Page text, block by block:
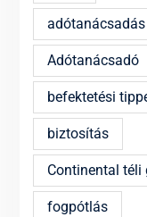
adótanácsadás
Adótanácsadó
befektetési
biztosítás
Continental téli
fogpótlás